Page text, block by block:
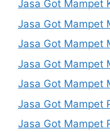
Jasa Got Mampet
Jasa Got Mampet
Jasa Got Mampet
Jasa Got Mampet
Jasa Got Mampet
Jasa Got Mampet
Jasa Got Mampet